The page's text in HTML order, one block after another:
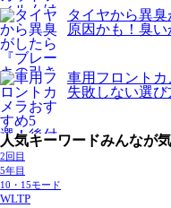
タイヤから異
原因かも！臭
車用フロント
失敗しない選び
人気キーワードみんなが
2回目
5年目
10・15モード
WLTP